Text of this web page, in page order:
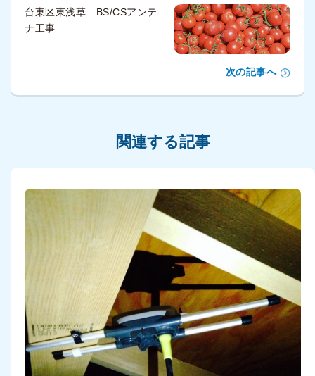
台東区東浅草 BS/CSアンテ
ナ工事
次の記事へ
関連する記事